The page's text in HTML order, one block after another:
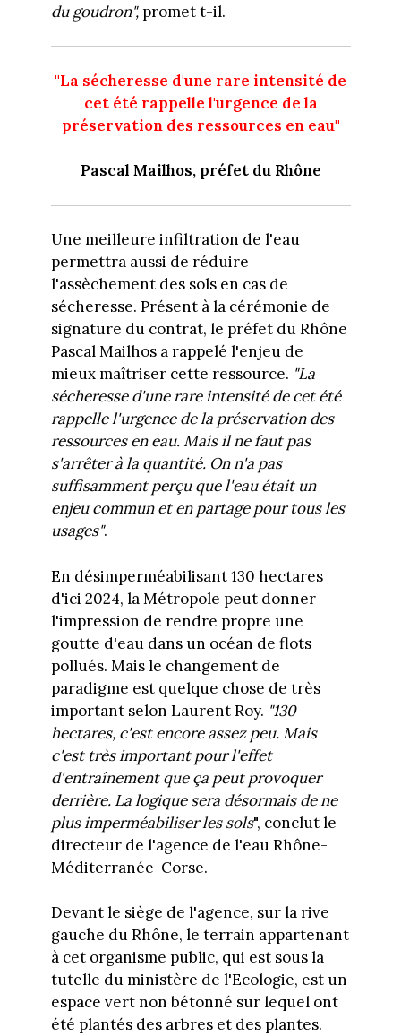
du goudron", promet t-il.
"La sécheresse d'une rare intensité de
cet été rappelle l'urgence de la
préservation des ressources en eau"
Pascal Mailhos, préfet du Rhône
Une meilleure infiltration de l'eau
permettra aussi de réduire
l'assèchement des sols en cas de
sécheresse. Présent à la cérémonie de
signature du contrat, le préfet du Rhône
Pascal Mailhos a rappelé l'enjeu de
mieux maîtriser cette ressource. "La
sécheresse d'une rare intensité de cet été
rappelle l'urgence de la préservation des
ressources en eau. Mais il ne faut pas
s'arrêter à la quantité. On n'a pas
suffisamment perçu que l'eau était un
enjeu commun et en partage pour tous les
usages".
En désimperméabilisant 130 hectares
d'ici 2024, la Métropole peut donner
l'impression de rendre propre une
goutte d'eau dans un océan de flots
pollués. Mais le changement de
paradigme est quelque chose de très
important selon Laurent Roy. "130
hectares, c'est encore assez peu. Mais
c'est très important pour l'effet
d'entraînement que ça peut provoquer
derrière. La logique sera désormais de ne
plus imperméabiliser les sols", conclut le
directeur de l'agence de l'eau Rhône-
Méditerranée-Corse.
Devant le siège de l'agence, sur la rive
gauche du Rhône, le terrain appartenant
à cet organisme public, qui est sous la
tutelle du ministère de l'Ecologie, est un
espace vert non bétonné sur lequel ont
été plantés des arbres et des plantes.